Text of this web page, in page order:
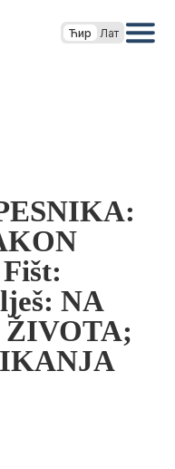
Ћир Лат
NA